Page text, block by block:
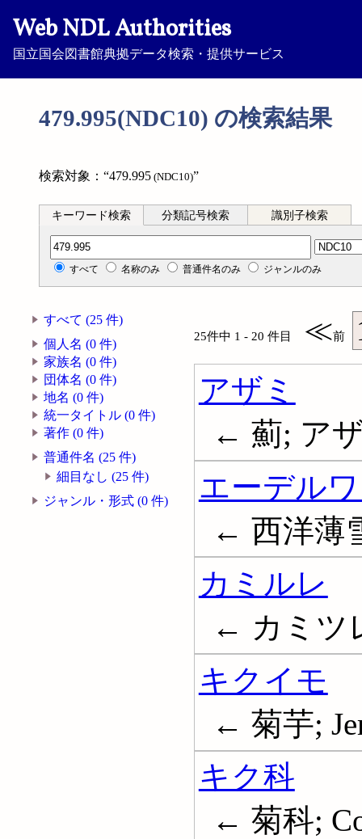
Web NDL Authorities
国立国会図書館典拠データ検索・提供サービス
479.995(NDC10) の検索結果
検索対象：“479.995 (NDC10)”
キーワード検索 分類記号検索 識別子検索
分類記号検索
すべて 名称のみ 普通件名のみ ジャンルのみ
すべて (25 件)
個人名 (0 件)
家族名 (0 件)
団体名 (0 件)
地名 (0 件)
統一タイトル (0 件)
著作 (0 件)
普通件名 (25 件)
細目なし (25 件)
ジャンル・形式 (0 件)
25件中 1 - 20 件目 ≪前
アザミ
← 薊; ア
エーデル
← 西洋薄
カミルレ
← カミツ
キクイモ
← 菊芋;
キク科
← 菊科;